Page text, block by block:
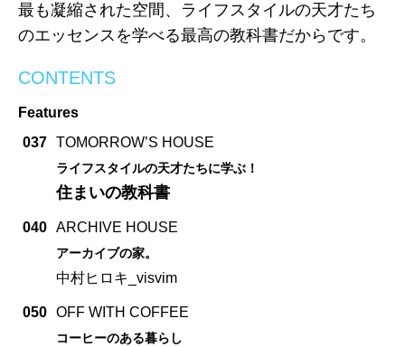
最も凝縮された空間、ライフスタイルの天才たち
のエッセンスを学べる最高の教科書だからです。
CONTENTS
Features
037 TOMORROW’S HOUSE
ライフスタイルの天才たちに学ぶ！
住まいの教科書
040 ARCHIVE HOUSE
アーカイブの家。
中村ヒロキ_visvim
050 OFF WITH COFFEE
コーヒーのある暮らし